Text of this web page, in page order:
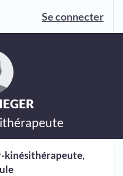
Se connecter
kinésithérapeute,